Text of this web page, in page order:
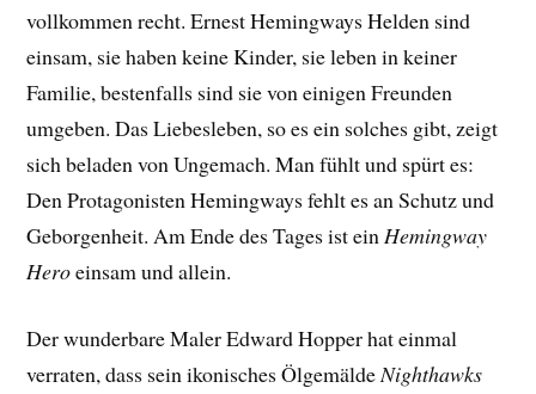
vollkommen recht. Ernest Hemingways Helden sind
einsam, sie haben keine Kinder, sie leben in keiner
Familie, bestenfalls sind sie von einigen Freunden
umgeben. Das Liebesleben, so es ein solches gibt, zeigt
sich beladen von Ungemach. Man fühlt und spürt es:
Den Protagonisten Hemingways fehlt es an Schutz und
Geborgenheit. Am Ende des Tages ist ein Hemingway
Heroeinsam und allein.
Der wunderbare Maler Edward Hopper hat einmal
verraten, dass sein ikonisches ÖlgemäldeNighthawks